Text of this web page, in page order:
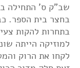
שב"ק ס' התחילה
בתחרות להקות
למוזיקה הייתה
לקחו את הרוק